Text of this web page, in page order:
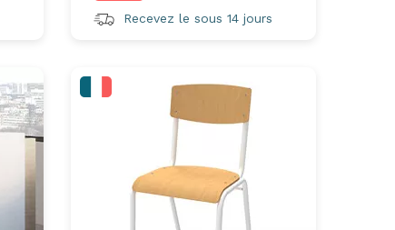
Recevez le sous 14 jours